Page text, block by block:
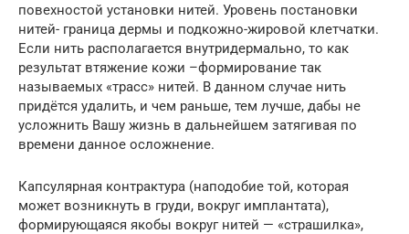
повехностой установки нитей. Уровень постановки
нитей- граница дермы и подкожно-жировой клетчатки.
Если нить располагается внутридермально, то как
результат втяжение кожи –формирование так
называемых «трасс» нитей. В данном случае нить
придётся удалить, и чем раньше, тем лучше, дабы не
усложнить Вашу жизнь в дальнейшем затягивая по
времени данное осложнение.
Капсулярная контрактура (наподобие той, которая
может возникнуть в груди, вокруг имплантата),
формирующаяся якобы вокруг нитей — «страшилка»,